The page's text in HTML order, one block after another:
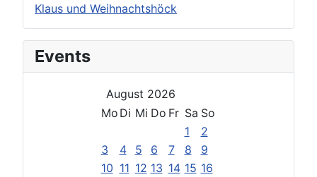
Klaus und Weihnachtshöck
Events
August 2026
Mo Di Mi Do Fr Sa So
1
2
3
4 5 6 7 8
9
10 11 12 13 14 15 16